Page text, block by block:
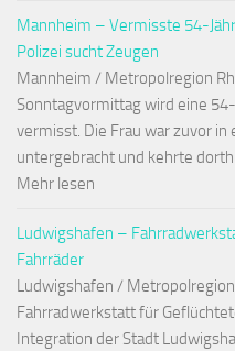
Mannheim – Vermisste 54-
Polizei sucht Zeugen
Mannheim / Metropolregion
Sonntagvormittag wird eine
vermisst. Die Frau war zuvor
untergebracht und kehrte
Mehr lesen
Ludwigshafen –
Fahrräder
Ludwigshafen /
Fahrradwerkstatt für
Integration der Stadt